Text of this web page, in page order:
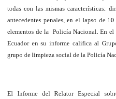
todas con las mismas características:
antecedentes penales, en el lapso de
elementos de la Policía Nacional. En
Ecuador en su informe califica al
grupo de limpieza social de la Policía
El Informe del Relator Especial